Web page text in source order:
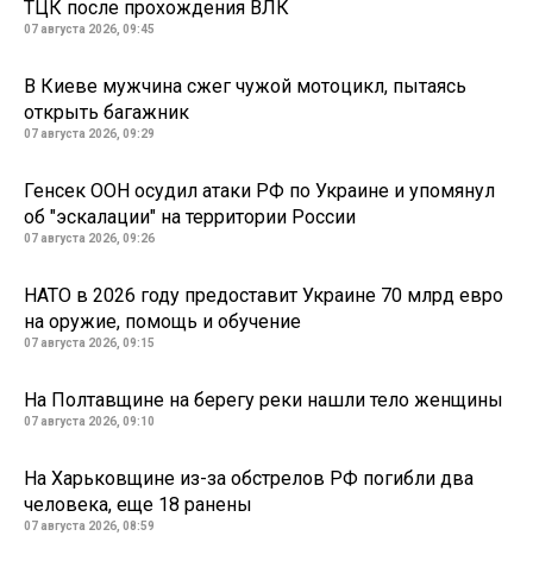
ТЦК после прохождения ВЛК
07 августа 2026, 09:45
В Киеве мужчина сжег чужой мотоцикл, пытаясь
открыть багажник
07 августа 2026, 09:29
Генсек ООН осудил атаки РФ по Украине и упомянул
об "эскалации" на территории России
07 августа 2026, 09:26
НАТО в 2026 году предоставит Украине 70 млрд евро
на оружие, помощь и обучение
07 августа 2026, 09:15
На Полтавщине на берегу реки нашли тело женщины
07 августа 2026, 09:10
На Харьковщине из-за обстрелов РФ погибли два
человека, еще 18 ранены
07 августа 2026, 08:59